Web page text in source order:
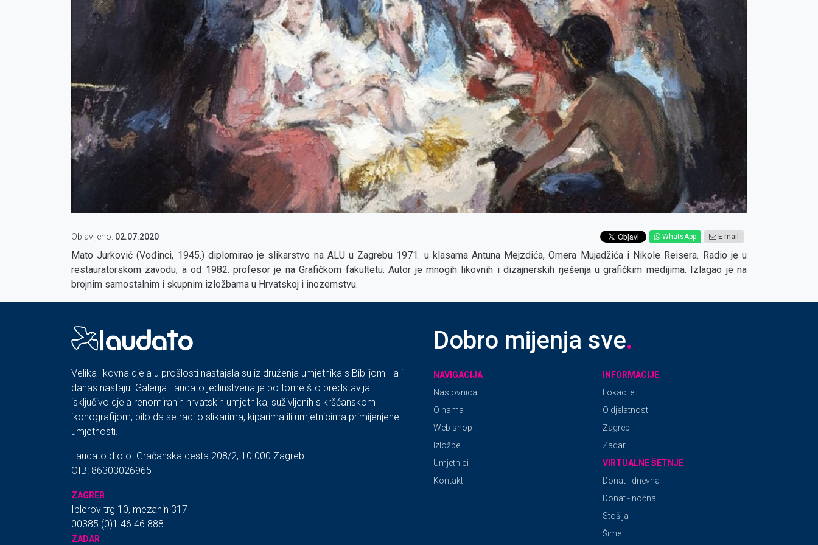
Objavljeno: 02.07.2020 WhatsApp E-mail
Mato Jurković (Vođinci, 1945.) diplomirao je slikarstvo na ALU u Zagrebu 1971. u klasama Antuna Mejzdića, Omera Mujadžića i Nikole Reisera. Radio je u
restauratorskom zavodu, a od 1982. profesor je na Grafičkom fakultetu. Autor je mnogih likovnih i dizajnerskih rješenja u grafičkim medijima. Izlagao je na
brojnim samostalnim i skupnim izložbama u Hrvatskoj i inozemstvu.
Velika likovna djela u prošlosti nastajala su iz druženja umjetnika s Biblijom - a i
danas nastaju. Galerija Laudato jedinstvena je po tome što predstavlja
isključivo djela renomiranih hrvatskih umjetnika, suživljenih s kršćanskom
ikonografijom, bilo da se radi o slikarima, kiparima ili umjetnicima primijenjene
umjetnosti.
Laudato d.o.o. Gračanska cesta 208/2, 10 000 Zagreb
OIB: 86303026965
ZAGREB
Iblerov trg 10, mezanin 317
00385 (0)1 46 46 888
ZADAR
Dobro mijenja sve.
NAVIGACIJA
Naslovnica
O nama
Web shop
Izložbe
Umjetnici
Kontakt
INFORMACIJE
Lokacije
O djelatnosti
Zagreb
Zadar
VIRTUALNE ŠETNJE
Donat - dnevna
Donat - noćna
Stošija
Šime